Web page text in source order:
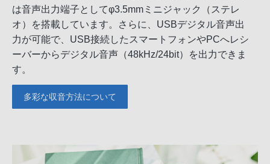
は音声出力端子としてφ3.5mmミニジャック（ステレ
オ）を搭載しています。さらに、USBデジタル音声出
力が可能で、USB接続したスマートフォンやPCへレシ
ーバーからデジタル音声（48kHz/24bit）を出力できま
す。
多彩な収音方法について